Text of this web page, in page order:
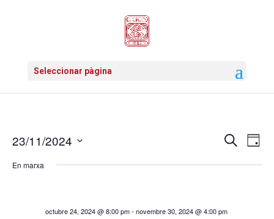
Seleccionar pàgina
visual
cerca
Cerca
de
Dia
23/11/2024
una
En marxa
octubre 24, 2024 @ 8:00 pm- novembre 30, 2024 @ 4:00 pm